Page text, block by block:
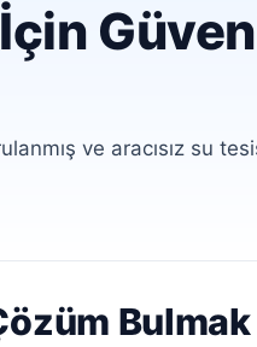
ve aracısız su